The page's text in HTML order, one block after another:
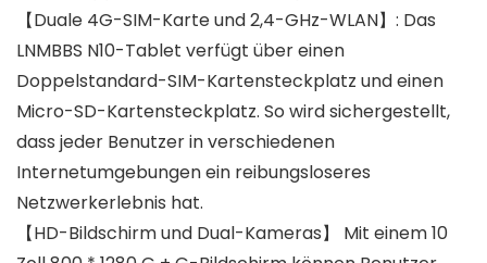
【Duale 4G-SIM-Karte und 2,4-GHz-WLAN】: Das
LNMBBS N10-Tablet verfügt über einen
Doppelstandard-SIM-Kartensteckplatz und einen
Micro-SD-Kartensteckplatz. So wird sichergestellt,
dass jeder Benutzer in verschiedenen
Internetumgebungen ein reibungsloseres
Netzwerkerlebnis hat.
【HD-Bildschirm und Dual-Kameras】 Mit einem 10